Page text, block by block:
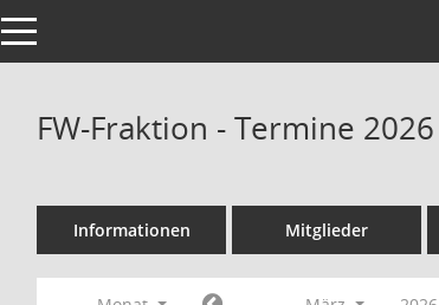
Toggle navigation
FW-Fraktion - Termine 2026
Informationen Mitglieder